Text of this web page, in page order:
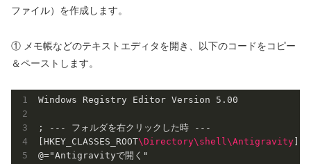
ファイル）を作成します。
① メモ帳などのテキストエディタを開き、以下のコードをコピー
＆ペーストします。
Windows Registry Editor Version 5.00
; --- フォルダを右クリックした時 ---
[HKEY_CLASSES_ROOT\Directory\ shell \Antigravity
@="Antigravityで開く"